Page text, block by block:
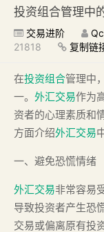
投资组合管理中
交易进阶
21818
复制链
在投资组合管理中
一。 外汇交易作为
资者的心理素质和
方面介绍外汇交易
一、避免恐慌情绪
外汇交易非常容易
导致投资者产生恐
交易或偏离原有投